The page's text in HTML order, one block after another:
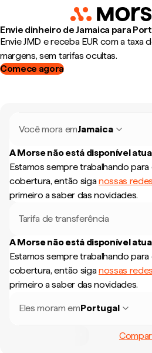
Envie dinheiro de Jamaica para
Envie JMD e receba EUR com a taxa
margens, sem tarifas ocultas.
Comece agora
Você mora emJamaica
A Morse não está disponível
Estamos sempre trabalhando para
cobertura, então siganossas
primeiro a saber das novidades.
Tarifa de transferência
A Morse não está disponível
Estamos sempre trabalhando para
cobertura, então siganossas
primeiro a saber das novidades.
Eles moram emPortugal